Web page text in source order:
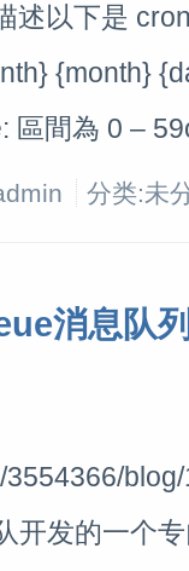
述以下是
{month}
區間為 0 –
分类:未
消息队
3554366/
开发的一个